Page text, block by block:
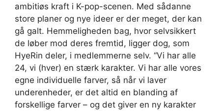
ambitiøs kraft i K-pop-scenen. Med sådanne
store planer og nye ideer er der meget, der kan
gå galt. Hemmeligheden bag, hvor selvsikkert
de løber mod deres fremtid, ligger dog, som
HyeRin deler, i medlemmerne selv. “Vi har alle
24, vi (hver) en stærk karakter. Vi har alle vores
egne individuelle farver, så når vi laver
underenheder, er det altid en blanding af
forskellige farver – og det giver en ny karakter